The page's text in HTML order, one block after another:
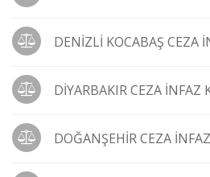
DENİZLİ KOCABAŞ CEZA
DİYARBAKIR CEZA İNFAZ
DOĞANŞEHİR CEZA